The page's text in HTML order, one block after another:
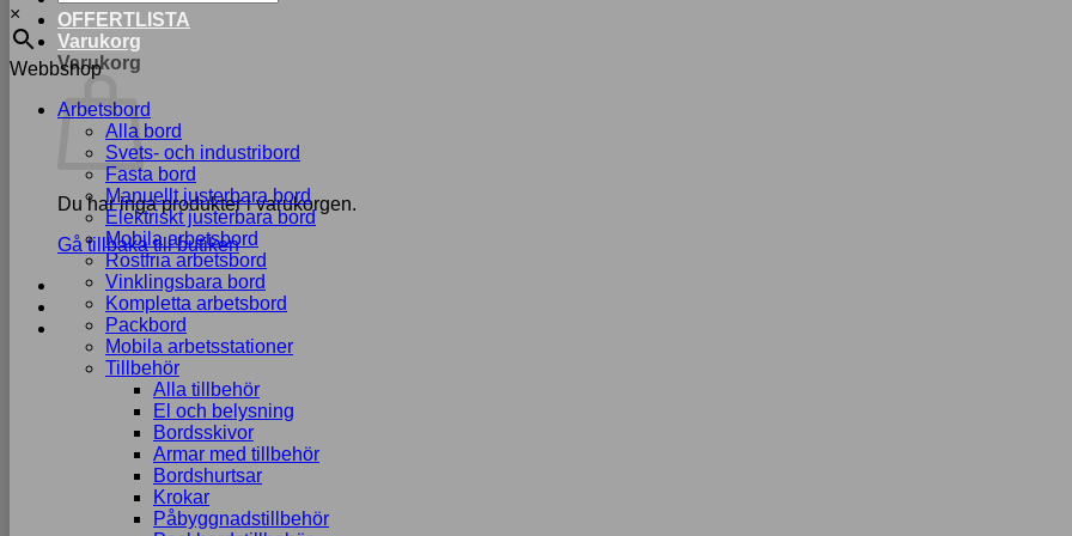
OFFERTLISTA
Varukorg
Varukorg
Du har inga produkter i varukorgen.
Gå tillbaka till butiken
×
Webbshop
Arbetsbord
Alla bord
Svets- och industribord
Fasta bord
Manuellt justerbara bord
Elektriskt justerbara bord
Mobila arbetsbord
Rostfria arbetsbord
Vinklingsbara bord
Kompletta arbetsbord
Packbord
Mobila arbetsstationer
Tillbehör
Alla tillbehör
El och belysning
Bordsskivor
Armar med tillbehör
Bordshurtsar
Krokar
Påbyggnadstillbehör